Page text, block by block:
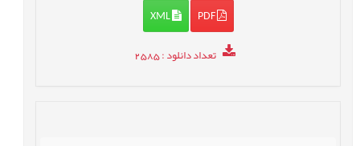
PDF
XML
تعداد دانلود: 2585